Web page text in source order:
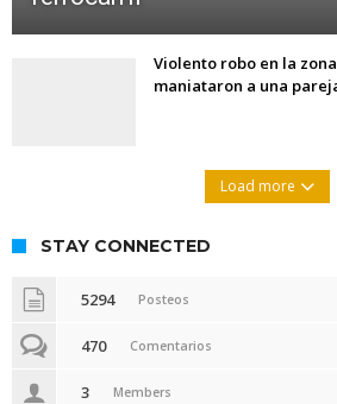
Violento robo en la
maniataron a una
Load more
STAY CONNECTED
5294 Posteos
470 Comentarios
3 Members